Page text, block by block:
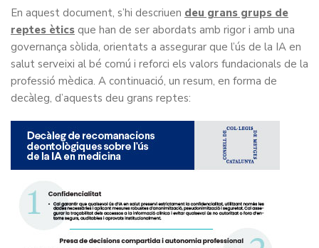
En aquest document, s’hi descriuen deu grans grups de
reptes ètics que han de ser abordats amb rigor i amb una
governança sòlida, orientats a assegurar que l’ús de la IA en
salut serveixi al bé comú i reforci els valors fundacionals de la
professió mèdica. A continuació, un resum, en forma de
decàleg, d’aquests deu grans reptes: